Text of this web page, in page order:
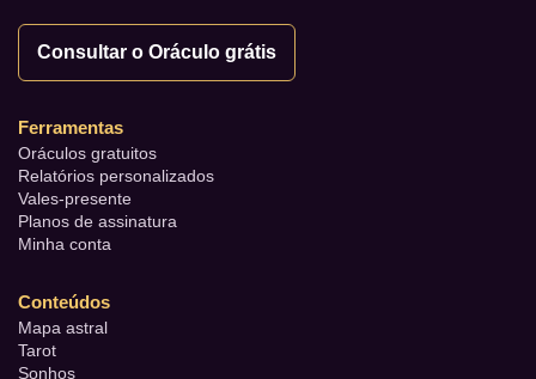
Consultar o Oráculo grátis
Ferramentas
Oráculos gratuitos
Relatórios personalizados
Vales-presente
Planos de assinatura
Minha conta
Conteúdos
Mapa astral
Tarot
Sonhos